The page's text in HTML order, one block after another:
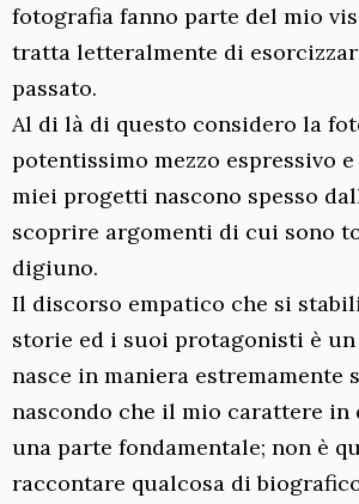
fotografia fanno parte del mio
tratta letteralmente di
passato.
Al di là di questo considero la
potentissimo mezzo espressivo
miei progetti nascono spesso
scoprire argomenti di cui sono
digiuno.
Il discorso empatico che si
storie ed i suoi protagonisti è un
nasce in maniera estremamente
nascondo che il mio carattere in
una parte fondamentale; non è
raccontare qualcosa di